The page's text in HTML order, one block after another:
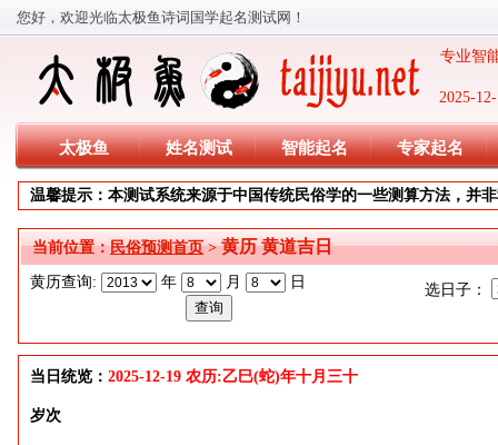
您好，欢迎光临太极鱼诗词国学起名测试网！
2025-
专业智
太极鱼 姓名测试 智能起名 专家起名
温馨提示：本测试系统来源于中国传统民俗学的一些测算方法，并
当前位置：民俗预测首页>黄历 黄道吉日
黄历查询: 年 月 日 选日子：
当日统览： 2025-12-19 农历:乙巳(蛇)年十月三十
岁次